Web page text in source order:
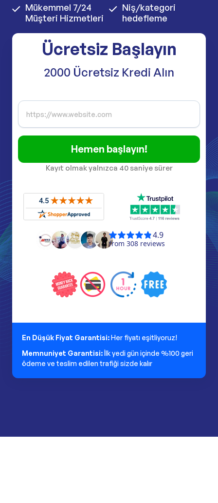
Mükemmel 7/24
Müşteri Hizmetleri
Niş/kategori
hedefleme
Ücretsiz Başlayın
2000 Ücretsiz Kredi Alın
Hemen başlayın!
Kayıt olmak yalnızca 40 saniye sürer
En Düşük Fiyat Garantisi:Her fiyatı eşitliyoruz!
Memnuniyet Garantisi:İlk yedi gün içinde %100 geri
ödeme ve teslim edilen trafiği sizde kalır